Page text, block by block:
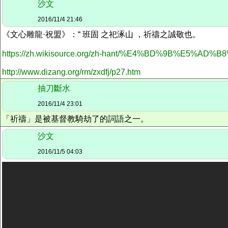
沙文
2016/11/4 21:46
《文心雕龍·祝盟》：“ 班固 之祀涿山 ，祈禱之誠敬也。
https://zh.wikisource.org/zh-hant/
http://www.dizang.org/rm/zxdfj/p27.htm
抽刀斷水
2016/11/4 23:01
「祈禱」是被基督教騎劫了的詞語之一。
沙文
2016/11/5 04:03